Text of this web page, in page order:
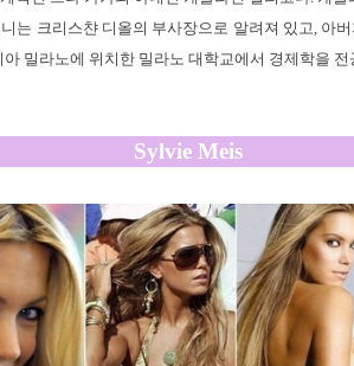
는 크리스챤 디올의 부사장으로 알려져 있고, 아
밀라노에 위치한 밀라노 대학교에서 경제학을
Sylvie Meis